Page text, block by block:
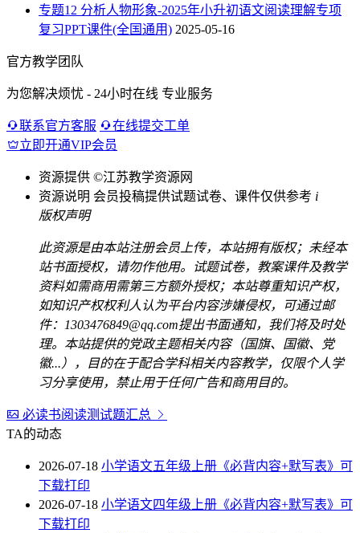
专题12 分析人物形象-2025年小升初语文阅读理解专项
复习PPT课件(全国通用) 2025-05-16
官方教学团队
为您解决烦忧 - 24小时在线 专业服务
联系官方客服
在线提交工单
立即开通VIP会员
资源提供 ©江苏教学资源网
资源说明 会员投稿提供试题试卷、课件仅供参考 i
版权声明
此资源是由本站注册会员上传，本站拥有版权；未经本
站书面授权，请勿作他用。试题试卷，教案课件及教学
资料如需商用需第三方额外授权；本站尊重知识产权，
如知识产权权利人认为平台内容涉嫌侵权，可通过邮
件：1303476849@qq.com提出书面通知，我们将及时处
理。本站提供的党政主题相关内容（国旗、国徽、党
徽...），目的在于配合学科相关内容教学，仅限个人学
习分享使用，禁止用于任何广告和商用目的。
必读书阅读测试题汇总
TA的动态
2026-07-18 小学语文五年级上册《必背内容+默写表》可
下载打印
2026-07-18 小学语文四年级上册《必背内容+默写表》可
下载打印